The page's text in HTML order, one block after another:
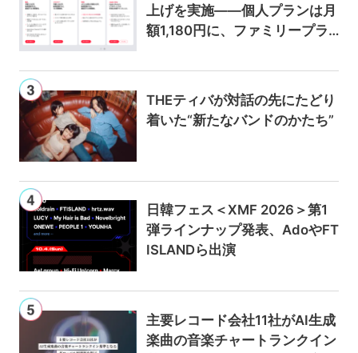
上げを実施——個人プランは月
額1,180円に、ファミリープラ
THEティバが対話の先にたどり
着いた“新たなバンドのかたち”
日韓フェス＜XMF 2026＞第1
弾ラインナップ発表、AdoやFT
ISLANDら出演
主要レコード会社11社がAI生成
楽曲の音楽チャートランクイン